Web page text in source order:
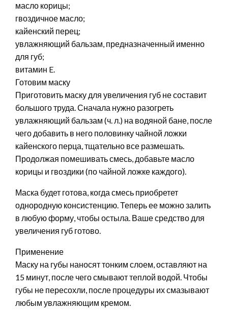
масло корицы;
гвоздичное масло;
кайенский перец;
увлажняющий бальзам, предназначенный именно
для губ;
витамин E.
Готовим маску
Приготовить маску для увеличения губ не составит
большого труда. Сначала нужно разогреть
увлажняющий бальзам (ч. л.) на водяной бане, после
чего добавить в него половинку чайной ложки
кайенского перца, тщательно все размешать.
Продолжая помешивать смесь, добавьте масло
корицы и гвоздики (по чайной ложке каждого).
Маска будет готова, когда смесь приобретет
однородную консистенцию. Теперь ее можно залить
в любую форму, чтобы остыла. Ваше средство для
увеличения губ готово.
Применение
Маску на губы наносят тонким слоем, оставляют на
15 минут, после чего смывают теплой водой. Чтобы
губы не пересохли, после процедуры их смазывают
любым увлажняющим кремом.